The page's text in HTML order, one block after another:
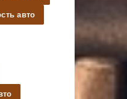
авто